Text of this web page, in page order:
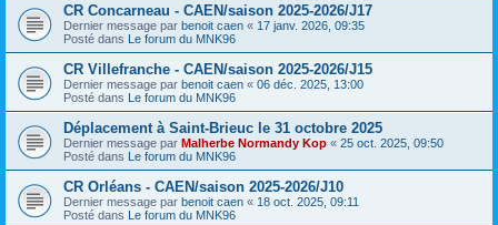
CR Concarneau - CAEN/saison 2025-2026/J17
Dernier message par benoit caen « 17 janv. 2026, 09:35
Posté dans Le forum du MNK96
CR Villefranche - CAEN/saison 2025-2026/J15
Dernier message par benoit caen « 06 déc. 2025, 13:00
Posté dans Le forum du MNK96
Déplacement à Saint-Brieuc le 31 octobre 2025
Dernier message par Malherbe Normandy Kop « 25 oct. 2025, 09:50
Posté dans Le forum du MNK96
CR Orléans - CAEN/saison 2025-2026/J10
Dernier message par benoit caen « 18 oct. 2025, 09:11
Posté dans Le forum du MNK96